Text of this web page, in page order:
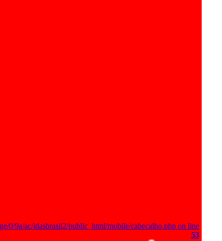
0/9a/ac/idasbrasil2/public_html/mobile/cabecalho.php on line
53